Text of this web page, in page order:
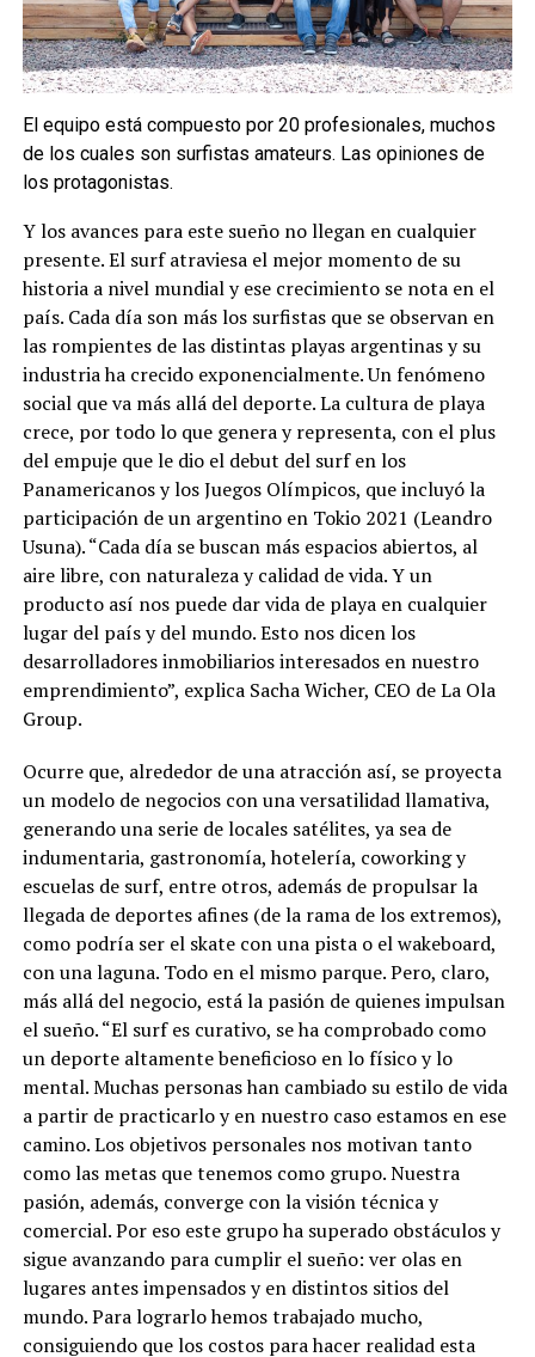
El equipo está compuesto por 20 profesionales, muchos
de los cuales son surfistas amateurs. Las opiniones de
los protagonistas.
Y los avances para este sueño no llegan en cualquier
presente. El surf atraviesa el mejor momento de su
historia a nivel mundial y ese crecimiento se nota en el
país. Cada día son más los surfistas que se observan en
las rompientes de las distintas playas argentinas y su
industria ha crecido exponencialmente. Un fenómeno
social que va más allá del deporte. La cultura de playa
crece, por todo lo que genera y representa, con el plus
del empuje que le dio el debut del surf en los
Panamericanos y los Juegos Olímpicos, que incluyó la
participación de un argentino en Tokio 2021 (Leandro
Usuna). “Cada día se buscan más espacios abiertos, al
aire libre, con naturaleza y calidad de vida. Y un
producto así nos puede dar vida de playa en cualquier
lugar del país y del mundo. Esto nos dicen los
desarrolladores inmobiliarios interesados en nuestro
emprendimiento”, explica Sacha Wicher, CEO de La Ola
Group.
Ocurre que, alrededor de una atracción así, se proyecta
un modelo de negocios con una versatilidad llamativa,
generando una serie de locales satélites, ya sea de
indumentaria, gastronomía, hotelería, coworking y
escuelas de surf, entre otros, además de propulsar la
llegada de deportes afines (de la rama de los extremos),
como podría ser el skate con una pista o el wakeboard,
con una laguna. Todo en el mismo parque. Pero, claro,
más allá del negocio, está la pasión de quienes impulsan
el sueño. “El surf es curativo, se ha comprobado como
un deporte altamente beneficioso en lo físico y lo
mental. Muchas personas han cambiado su estilo de vida
a partir de practicarlo y en nuestro caso estamos en ese
camino. Los objetivos personales nos motivan tanto
como las metas que tenemos como grupo. Nuestra
pasión, además, converge con la visión técnica y
comercial. Por eso este grupo ha superado obstáculos y
sigue avanzando para cumplir el sueño: ver olas en
lugares antes impensados y en distintos sitios del
mundo. Para lograrlo hemos trabajado mucho,
consiguiendo que los costos para hacer realidad esta